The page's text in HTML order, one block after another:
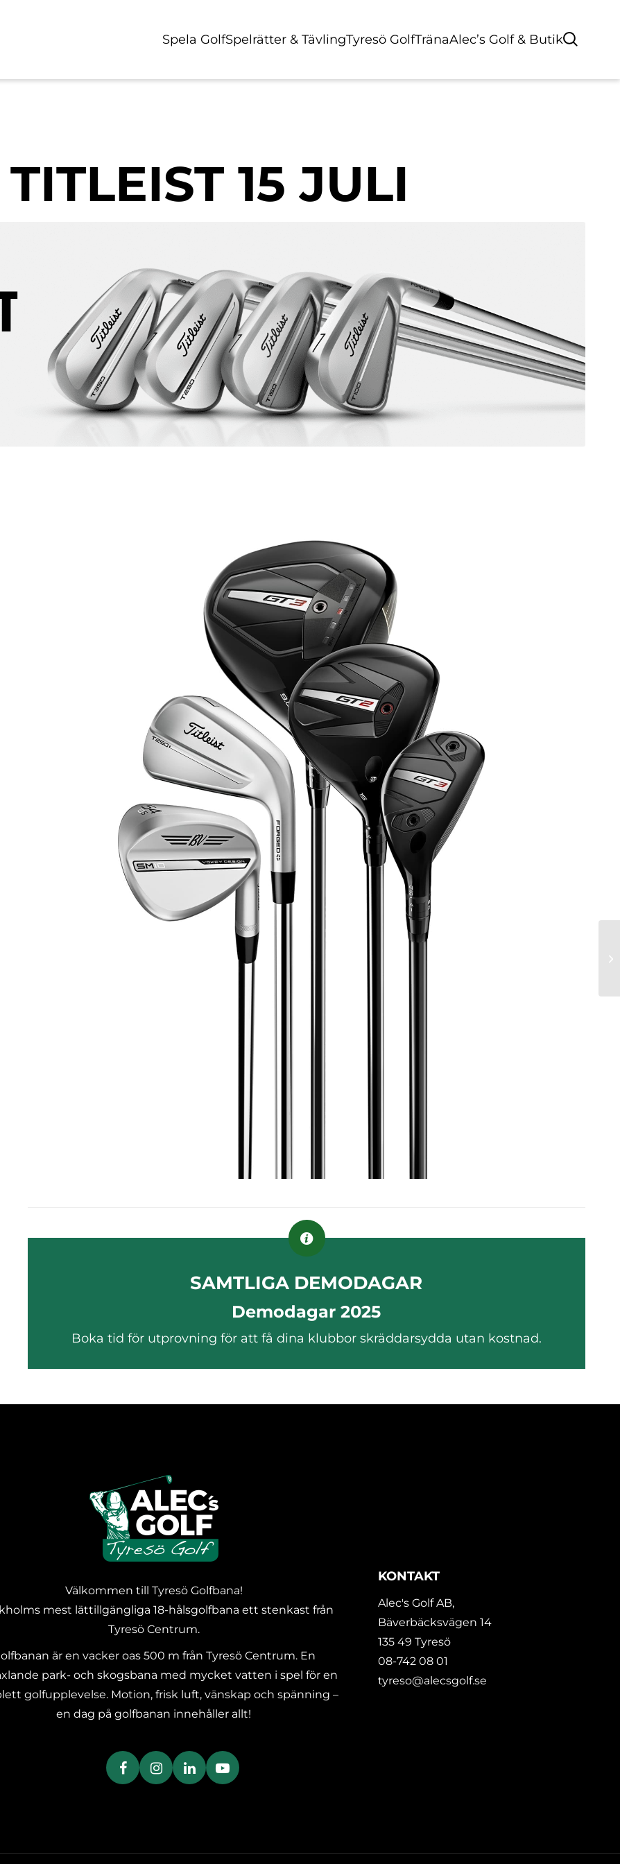
Spela GolfSpelrätter & TävlingTyresö GolfTränaAlec’s Golf & Butik
15 JULI
SAMTLIGA DEMODAGAR
Demodagar 2025
Boka tid för utprovning för att få dina klubbor skräddarsydda utan kostnad.
Välkommen till Tyresö Golfbana!
mest lättillgängliga 18-hålsgolfbana ett stenkast från
Tyresö Centrum.
är en vacker oas 500 m från Tyresö Centrum. En
park- och skogsbana med mycket vatten i spel för en
golfupplevelse. Motion, frisk luft, vänskap och spänning –
en dag på golfbanan innehåller allt!
KONTAKT
Alec's Golf AB,
Bäverbäcksvägen 14
135 49 Tyresö
08-742 08 01
tyreso@alecsgolf.se